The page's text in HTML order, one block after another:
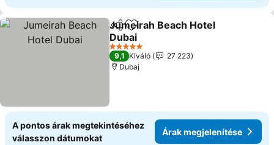
MegosztásHozzáadás a kedvencekhez
Jumeirah Beach Hotel
Dubai
Árak megjelenítése
5 Kategória
9,1 Kiváló
27 223
Dubaj
A pontos árak megtekintéséhez
válasszon dátumokat
Árak megjelenítése